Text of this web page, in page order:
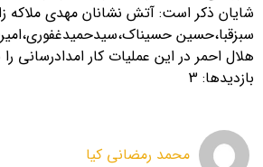
شایان ذکر است: آتش نشانان مهدی ملاکه
سبزقبا،حسین
هلال احمر در این عملیات کار امدادرسانی
بازدیدها: 3
محمد رمضانی کیا